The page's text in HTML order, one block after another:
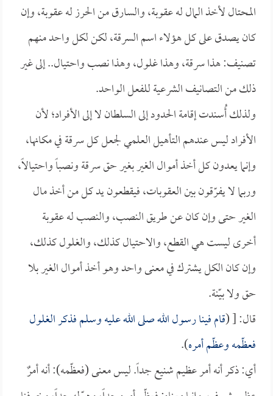
المحتال لأخذ المال له عقوبة، والسارق من الحرز له عقوبة، وإن
كان يصدق على كل هؤلاء اسم السرقة، لكن لكل واحد منهم
تصنيف: هذا سرقة، وهذا غلول، وهذا نصب واحتيال.. إلى غير
ذلك من التصانيف الشرعية للفعل الواحد.
ولذلك أُسندت إقامة الحدود إلى السلطان لا إلى الأفراد؛ لأن
الأفراد ليس عندهم التأهيل العلمي لجعل كل سرقة في مكانها،
وإنما يعدون كل أخذ أموال الغير بغير حق سرقة ونصباً واحتيالاً،
وربما لا يفرّقون بين العقوبات، فيقطعون يد كل من أخذ مال
الغير حتى وإن كان عن طريق النصب، والنصب له عقوبة
أخرى ليست هي القطع، والاحتيال كذلك، والغلول كذلك،
وإن كان الكل يشترك في معنى واحد وهو أخذ أموال الغير بلا
حق ولا بيّنة.
قال: [ (قام فينا رسول الله صلى الله عليه وسلم فذكر الغلول
فعظّمه وعظّم أمره).
أي: ذكر أنه أمر عظيم شنيع جداً. ليس معنى (فعظّمه): أنه أمرٌ